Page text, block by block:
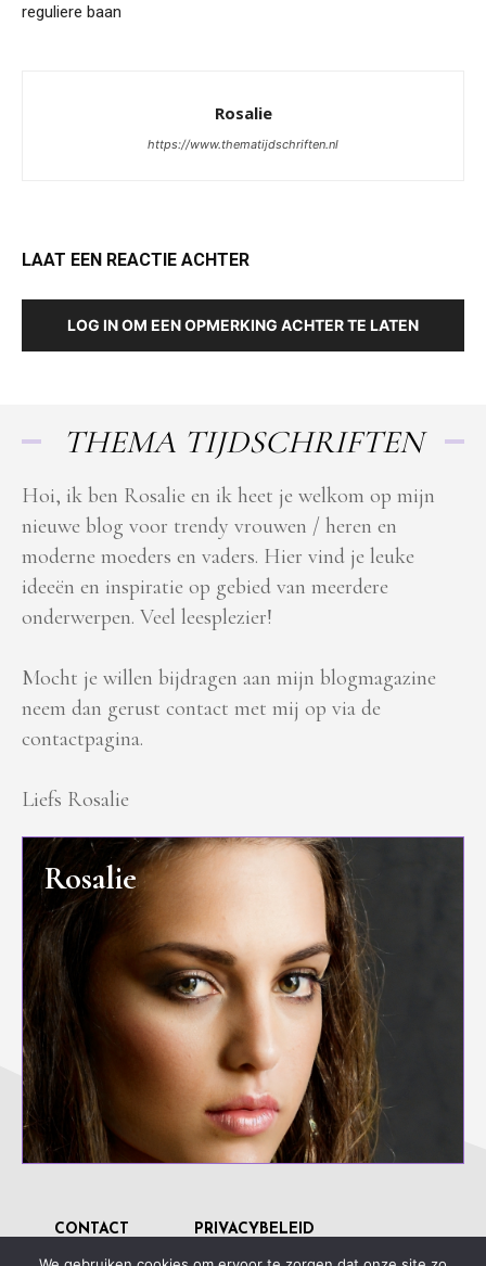
reguliere baan
Rosalie
https://www.thematijdschriften.nl
LAAT EEN REACTIE ACHTER
LOG IN OM EEN OPMERKING ACHTER TE LATEN
THEMA TIJDSCHRIFTEN
Hoi, ik ben Rosalie en ik heet je welkom op mijn
nieuwe blog voor trendy vrouwen / heren en
moderne moeders en vaders. Hier vind je leuke
ideeën en inspiratie op gebied van meerdere
onderwerpen. Veel leesplezier!
Mocht je willen bijdragen aan mijn blogmagazine
neem dan gerust contact met mij op via de
contactpagina.
Liefs Rosalie
Rosalie
CONTACT PRIVACYBELEID